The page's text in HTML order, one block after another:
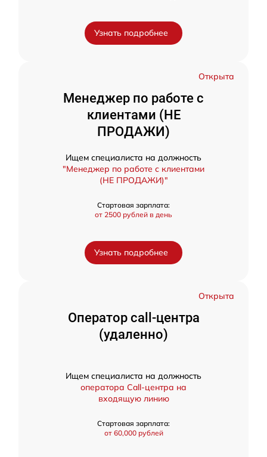
Узнать подробнее
Открыта
Менеджер по работе с
клиентами (НЕ
ПРОДАЖИ)
Ищем специалиста на должность
"Менеджер по работе с клиентами
(НЕ ПРОДАЖИ)"
Стартовая зарплата:
от 2500 рублей в день
Узнать подробнее
Открыта
Оператор call-центра
(удаленно)
Ищем специалиста на должность
оператора Call-центра на
входящую линию
Стартовая зарплата:
от 60,000 рублей